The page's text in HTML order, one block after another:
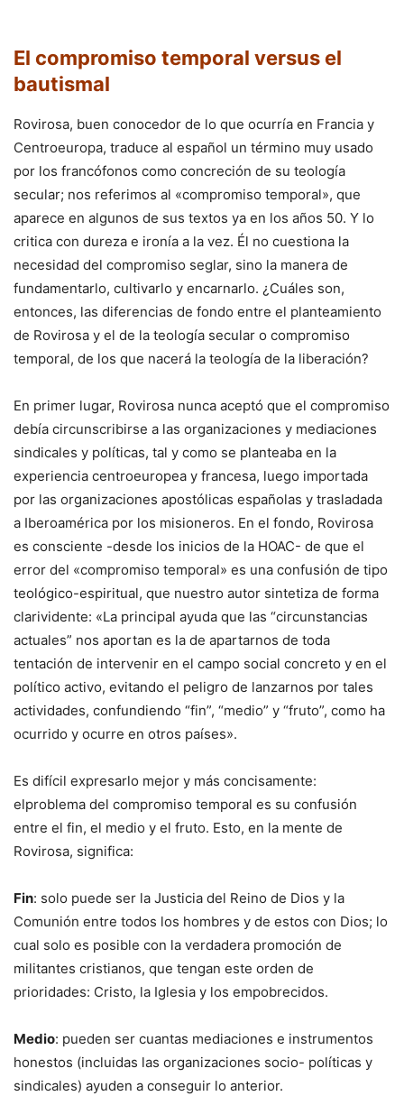
El compromiso temporal versus el
bautismal
Rovirosa, buen conocedor de lo que ocurría en Francia y
Centroeuropa, traduce al español un término muy usado
por los francófonos como concreción de su teología
secular; nos referimos al «compromiso temporal», que
aparece en algunos de sus textos ya en los años 50. Y lo
critica con dureza e ironía a la vez. Él no cuestiona la
necesidad del compromiso seglar, sino la manera de
fundamentarlo, cultivarlo y encarnarlo. ¿Cuáles son,
entonces, las diferencias de fondo entre el planteamiento
de Rovirosa y el de la teología secular o compromiso
temporal, de los que nacerá la teología de la liberación?
En primer lugar, Rovirosa nunca aceptó que el compromiso
debía circunscribirse a las organizaciones y mediaciones
sindicales y políticas, tal y como se planteaba en la
experiencia centroeuropea y francesa, luego importada
por las organizaciones apostólicas españolas y trasladada
a Iberoamérica por los misioneros. En el fondo, Rovirosa
es consciente -desde los inicios de la HOAC- de que el
error del «compromiso temporal» es una confusión de tipo
teológico-espiritual, que nuestro autor sintetiza de forma
clarividente: «La principal ayuda que las “circunstancias
actuales” nos aportan es la de apartarnos de toda
tentación de intervenir en el campo social concreto y en el
político activo, evitando el peligro de lanzarnos por tales
actividades, confundiendo “fin”, “medio” y “fruto”, como ha
ocurrido y ocurre en otros países».
Es difícil expresarlo mejor y más concisamente:
elproblema del compromiso temporal es su confusión
entre el fin, el medio y el fruto. Esto, en la mente de
Rovirosa, significa:
Fin: solo puede ser la Justicia del Reino de Dios y la
Comunión entre todos los hombres y de estos con Dios; lo
cual solo es posible con la verdadera promoción de
militantes cristianos, que tengan este orden de
prioridades: Cristo, la Iglesia y los empobrecidos.
Medio: pueden ser cuantas mediaciones e instrumentos
honestos (incluidas las organizaciones socio- políticas y
sindicales) ayuden a conseguir lo anterior.